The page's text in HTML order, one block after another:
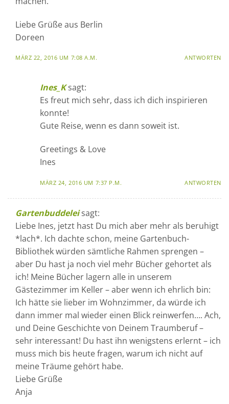
Liebe Grüße aus Berlin
Doreen
MÄRZ 22, 2016 UM 7:08 A.M. ANTWORTEN
Ines_K sagt:
Es freut mich sehr, dass ich dich inspirieren
konnte!
Gute Reise, wenn es dann soweit ist.
Greetings & Love
Ines
MÄRZ 24, 2016 UM 7:37 P.M. ANTWORTEN
Gartenbuddelei sagt:
Liebe Ines, jetzt hast Du mich aber mehr als beruhigt
*lach*. Ich dachte schon, meine Gartenbuch-
Bibliothek würden sämtliche Rahmen sprengen –
aber Du hast ja noch viel mehr Bücher gehortet als
ich! Meine Bücher lagern alle in unserem
Gästezimmer im Keller – aber wenn ich ehrlich bin:
Ich hätte sie lieber im Wohnzimmer, da würde ich
dann immer mal wieder einen Blick reinwerfen…. Ach,
und Deine Geschichte von Deinem Traumberuf –
sehr interessant! Du hast ihn wenigstens erlernt – ich
muss mich bis heute fragen, warum ich nicht auf
meine Träume gehört habe.
Liebe Grüße
Anja